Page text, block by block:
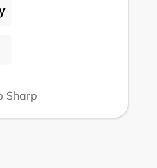
Sharp